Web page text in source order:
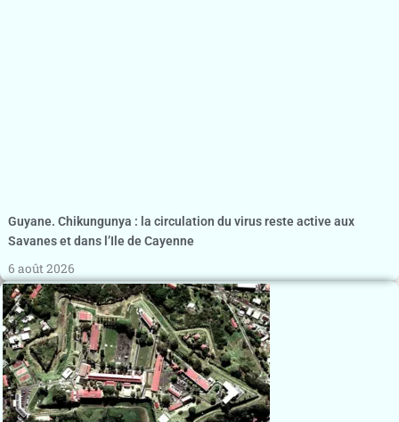
Guyane. Chikungunya : la circulation du virus reste active aux
Savanes et dans l’Ile de Cayenne
6 août 2026